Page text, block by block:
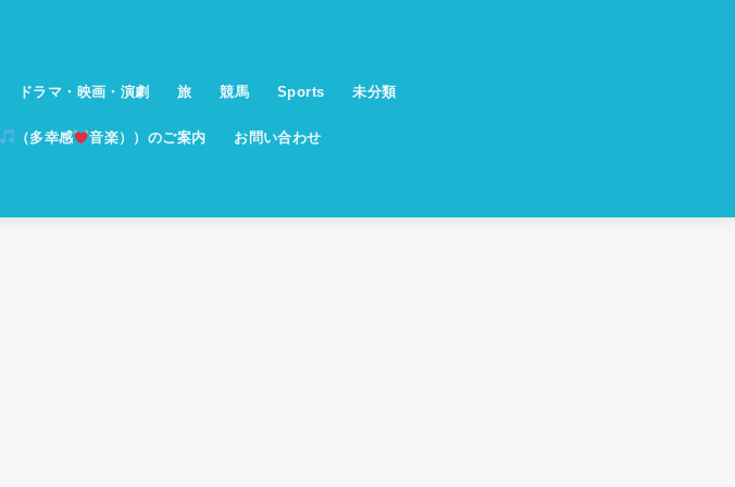
ドラマ・映画・演劇 旅 競馬 Sports 未分類
（多幸感 音楽））のご案内 お問い合わせ